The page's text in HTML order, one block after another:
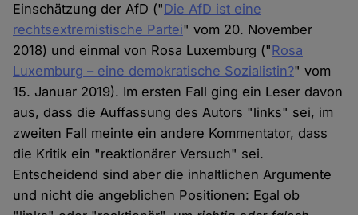
Einschätzung der AfD ("Die AfD ist eine
rechtsextremistische Partei" vom 20. November
2018) und einmal von Rosa Luxemburg ("Rosa
Luxemburg – eine demokratische Sozialistin?" vom
15. Januar 2019). Im ersten Fall ging ein Leser davon
aus, dass die Auffassung des Autors "links" sei, im
zweiten Fall meinte ein andere Kommentator, dass
die Kritik ein "reaktionärer Versuch" sei.
Entscheidend sind aber die inhaltlichen Argumente
und nicht die angeblichen Positionen: Egal ob